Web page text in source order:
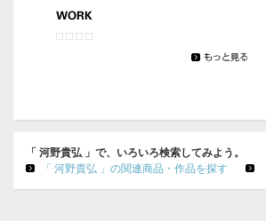
「 河野貴弘 」で、いろいろ検索してみよう。
「 河野貴弘 」の関連商品・作品を探す